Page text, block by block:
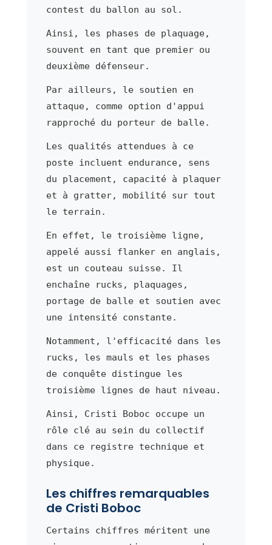
contest du ballon au sol.
Ainsi, les phases de plaquage,
souvent en tant que premier ou
deuxième défenseur.
Par ailleurs, le soutien en
attaque, comme option d'appui
rapproché du porteur de balle.
Les qualités attendues à ce
poste incluent endurance, sens
du placement, capacité à plaquer
et à gratter, mobilité sur tout
le terrain.
En effet, le troisième ligne,
appelé aussi flanker en anglais,
est un couteau suisse. Il
enchaîne rucks, plaquages,
portage de balle et soutien avec
une intensité constante.
Notamment, l'efficacité dans les
rucks, les mauls et les phases
de conquête distingue les
troisième lignes de haut niveau.
Ainsi, Cristi Boboc occupe un
rôle clé au sein du collectif
dans ce registre technique et
physique.
Les chiffres remarquables
de Cristi Boboc
Certains chiffres méritent une